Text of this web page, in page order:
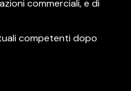
commerciali, e di
competenti dopo